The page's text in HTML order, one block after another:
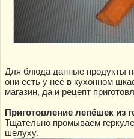
Для блюда данные продукты
они есть у неё в кухонном
магазин, да и рецепт
Приготовление лепёшек из
Тщательно промываем
шелуху.